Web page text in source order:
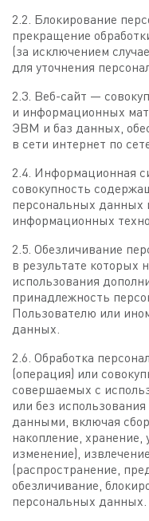
2.2. Блокирование
прекращение
(за исключением
для уточнения
2.3. Веб-сайт —
и информационных
ЭВМ и баз данных,
в сети интернет по
2.4. Информационная
совокупность
персональных данных
информационных
2.5. Обезличивание
в результате которых
использования
принадлежность
Пользователю или
данных.
2.6. Обработка
(операция) или
совершаемых с
или без
данными, включая
накопление, хранение,
изменение),
(распространение,
обезличивание,
персональных данных.